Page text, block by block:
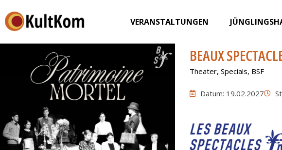
VERANSTALTUNGEN
BEAUX
Theater, Specials, BSF
Datum: 19.02.2027